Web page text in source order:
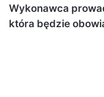
Wykonawca
która będzie